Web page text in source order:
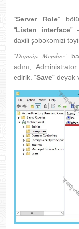
“Server Role”
“Listen interface”
daxili şəbəkəmizi
“Domain Member”
adını,
edirik. “Save” deyək